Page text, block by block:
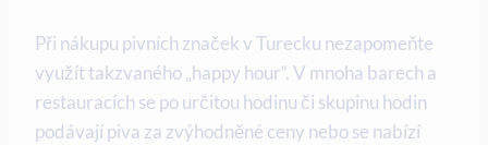
Při nákupu pivních značek v Turecku nezapomeňte
využít takzvaného „happy hour“. V mnoha barech a
restauracích se po určitou hodinu či skupinu hodin
podávají piva za zvýhodněné ceny nebo se nabízí